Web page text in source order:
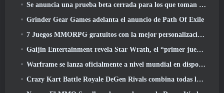
Se anuncia una prueba beta cerrada para los que toman tiempo en juegos de disparos en tercera persona
Grinder Gear Games adelanta el anuncio de Path Of Exile
7 Juegos MMORPG gratuitos con la mejor personalización de personajes
Gaijin Entertainment revela Star Wrath, el “primer juego de acción de extracción espacial”
Warframe se lanza oficialmente a nivel mundial en dispositivos Android
Crazy Kart Battle Royale DeGen Rivals combina todas las cosas que probablemente no sabías que querías combinadas